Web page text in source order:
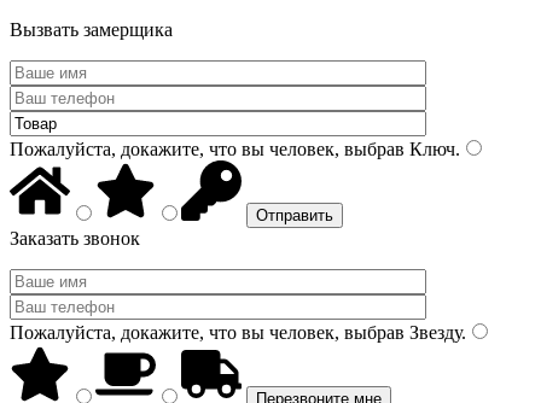
Вызвать замерщика
Пожалуйста, докажите, что вы человек, выбрав Ключ.
Заказать звонок
Пожалуйста, докажите, что вы человек, выбрав Звезду.